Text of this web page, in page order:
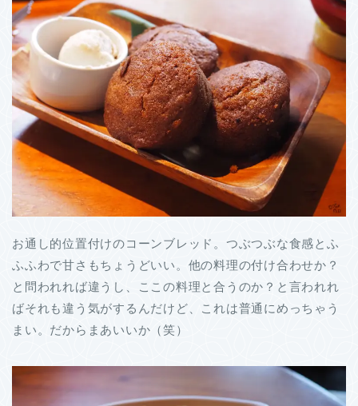
お通し的位置付けのコーンブレッド。つぶつぶな食感とふ
ふふわで甘さもちょうどいい。他の料理の付け合わせか？
と問われれば違うし、ここの料理と合うのか？と言われれ
ばそれも違う気がするんだけど、これは普通にめっちゃう
まい。だからまあいいか（笑）